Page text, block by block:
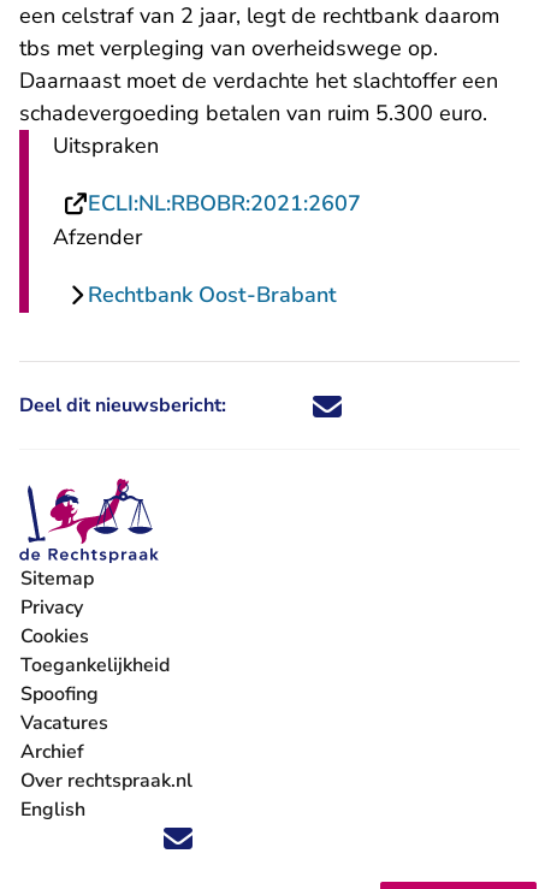
een celstraf van 2 jaar, legt de rechtbank daarom
tbs met verpleging van overheidswege op.
Daarnaast moet de verdachte het slachtoffer een
schadevergoeding betalen van ruim 5.300 euro.
Uitspraken
ECLI:NL:RBOBR:2021:2607
Afzender
Rechtbank Oost-Brabant
Deel dit nieuwsbericht: Deel dit nieuwsbericht via X -
Deel dit nieuwsbericht via
Deel dit nieuwsbericht
Deel dit
Volg ons op X (Twitter) - U verlaat Rechtspraak.nl
Volg ons op Facebook - U verlaat Rechtspraak.nl
Volg ons op Instagram - U verlaat Rechtspraak.nl
Volg ons op Youtube - U verlaat Rechtspraak.nl
Volg ons op LinkedIn - U verlaat
'Blijf op de hoogte' nieuwsbrief - U verlaat
Sitemap
Privacy
Cookies
Toegankelijkheid
Spoofing
Vacatures
- U verlaat Rechtspraak.nl
Archief
Over rechtspraak.nl
English